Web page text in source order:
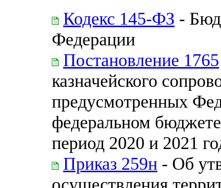
Кодекс 145-ФЗ -
Федерации
Постановление 1765
казначейского
предусмотренных
федеральном
период 2020 и 2021
Приказ 259н - Об